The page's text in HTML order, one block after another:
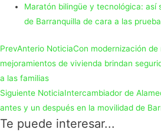
Maratón bilingüe y tecnológica: así
de Barranquilla de cara a las
PrevAnterio NoticiaCon modernización
mejoramientos de vivienda brindan
a las familias
Siguiente NoticiaIntercambiador de
antes y un después en la movilidad de
Te puede interesar...